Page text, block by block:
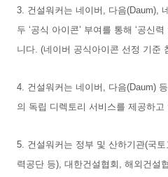
3. 건설워커는 네이버, 다음(Daum),
두 ‘공식 아이콘’ 부여를 통해 ‘공신
니다. (네이버 공식아이콘 선정 기준
4. 건설워커는 네이버, 다음(Daum)
의 독립 디렉토리 서비스를 제공하고
5. 건설워커는 정부 및 산하기관(국
력공단 등), 대한건설협회, 해외건설